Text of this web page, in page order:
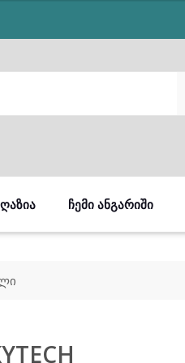
ᲩᲔᲛᲘ ᲐᲜᲒᲐᲠᲘᲨᲘ